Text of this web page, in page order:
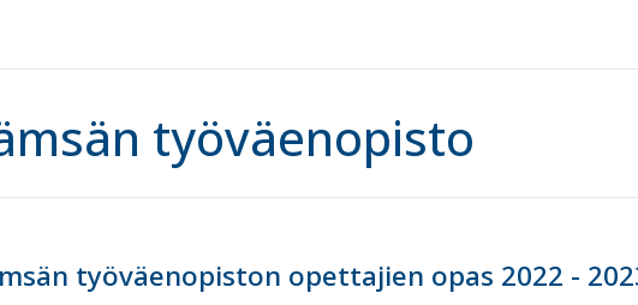
työväenopisto
työväenopiston opettajien opas 2022 -